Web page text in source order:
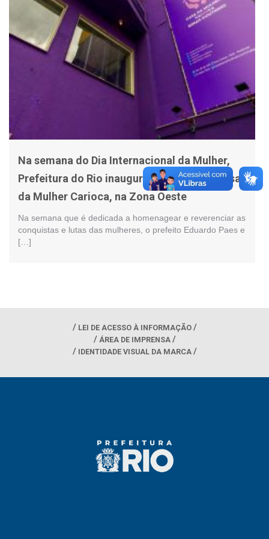
Na semana do Dia Internacional da Mulher,
Prefeitura do Rio inaugura expansão da Casa
da Mulher Carioca, na Zona Oeste
Na semana que é dedicada a homenagear e reverenciar as
conquistas e lutas das mulheres, o prefeito Eduardo Paes e
[…]
LEI DE ACESSO À INFORMAÇÃO
ÁREA DE IMPRENSA
IDENTIDADE VISUAL DA MARCA